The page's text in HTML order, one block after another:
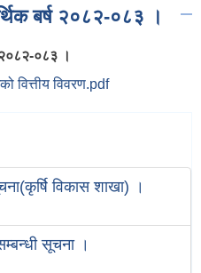
बर्ष २०८२-०८३ ।
२०८२-०८३ ।
वित्तीय विवरण.pdf
विकास शाखा) ।
सूचना ।